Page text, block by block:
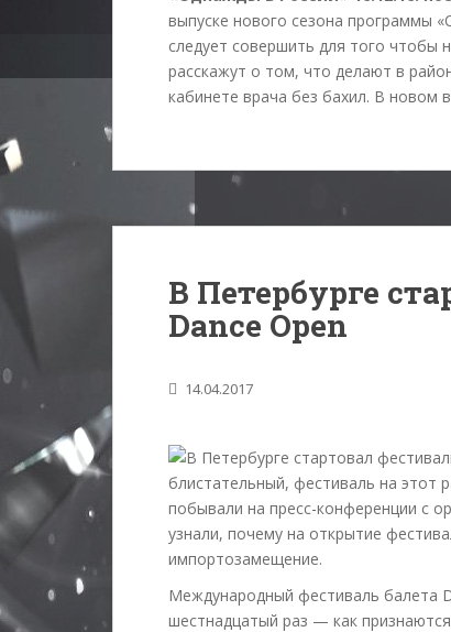
выпуске нового сезона программы
следует совершить для того чтобы
расскажут о том, что делают в
кабинете врача без бахил. В
В Петербурге
Dance Open
14.04.2017
блистательный, фестиваль на этот
побывали на пресс-конференции с
узнали, почему на открытие
импортозамещение.
Международный фестиваль балета
шестнадцатый раз — как